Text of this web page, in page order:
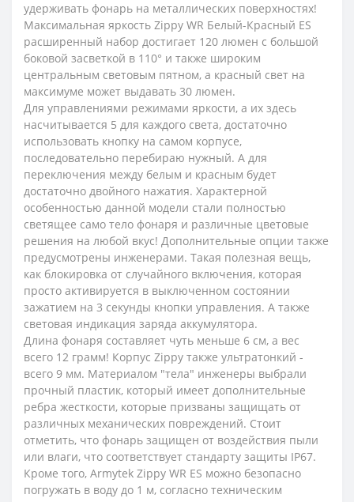
удерживать фонарь на металлических поверхностях!
Максимальная яркость Zippy WR Белый-Красный ES
расширенный набор достигает 120 люмен с большой
боковой засветкой в 110° и также широким
центральным световым пятном, а красный свет на
максимуме может выдавать 30 люмен.
Для управлениями режимами яркости, а их здесь
насчитывается 5 для каждого света, достаточно
использовать кнопку на самом корпусе,
последовательно перебираю нужный. А для
переключения между белым и красным будет
достаточно двойного нажатия. Характерной
особенностью данной модели стали полностью
светящее само тело фонаря и различные цветовые
решения на любой вкус! Дополнительные опции также
предусмотрены инженерами. Такая полезная вещь,
как блокировка от случайного включения, которая
просто активируется в выключенном состоянии
зажатием на 3 секунды кнопки управления. А также
световая индикация заряда аккумулятора.
Длина фонаря составляет чуть меньше 6 см, а вес
всего 12 грамм! Корпус Zippy также ультратонкий -
всего 9 мм. Материалом "тела" инженеры выбрали
прочный пластик, который имеет дополнительные
ребра жесткости, которые призваны защищать от
различных механических повреждений. Стоит
отметить, что фонарь защищен от воздействия пыли
или влаги, что соответствует стандарту защиты IP67.
Кроме того, Armytek Zippy WR ES можно безопасно
погружать в воду до 1 м, согласно техническим